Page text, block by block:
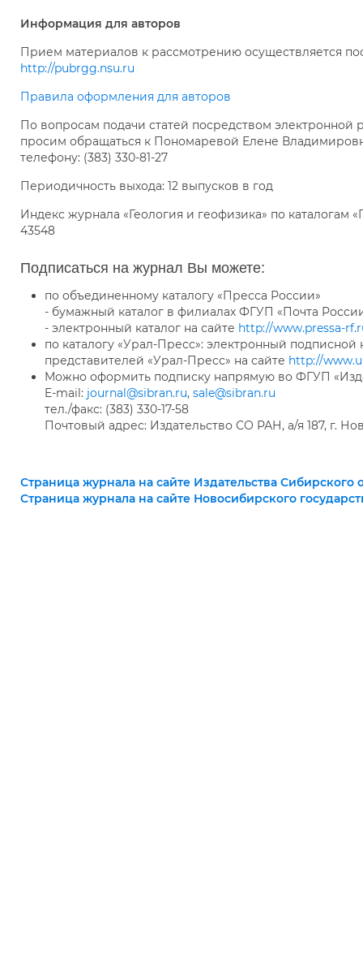
Информация для авторов
Прием материалов к рассмотрению осуществляется
http://pubrgg.nsu.ru
Правила оформления для авторов
По вопросам подачи статей посредством
просим обращаться к Пономаревой Елене
телефону: (383) 330-81-27
Периодичность выхода: 12 выпусков в год
Индекс журнала «Геология и геофизика» по каталогам
43548
Подписаться на журнал Вы можете:
по объединенному каталогу «Пресса России»
- бумажный каталог в филиалах ФГУП «Почта
- электронный каталог на сайте http://www.pressa-
по каталогу «Урал-Пресс»: электронный подписной
представителей «Урал-Пресс» на сайте http://
Можно оформить подписку напрямую во ФГУП
E-mail: journal@sibran.ru, sale@sibran.ru
тел./факс: (383) 330-17-58
Почтовый адрес: Издательство СО РАН, а/я 187, г.
Страница журнала на сайте Издательства Сибирского
Страница журнала на сайте Новосибирского